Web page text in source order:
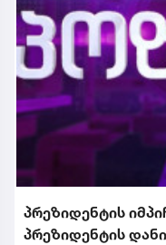
პრეზიდენტის
პრეზიდენტის